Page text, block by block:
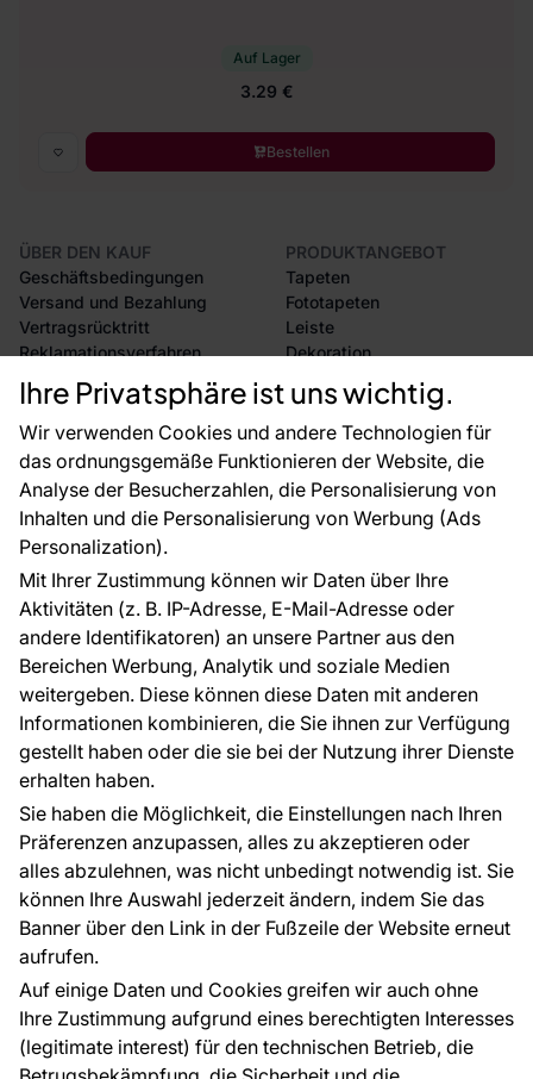
Ihre Privatsphäre ist uns wichtig.
Wir verwenden Cookies und andere Technologien für
das ordnungsgemäße Funktionieren der Website, die
Analyse der Besucherzahlen, die Personalisierung von
Inhalten und die Personalisierung von Werbung (Ads
Personalization).
Mit Ihrer Zustimmung können wir Daten über Ihre
Aktivitäten (z. B. IP-Adresse, E-Mail-Adresse oder
andere Identifikatoren) an unsere Partner aus den
Bereichen Werbung, Analytik und soziale Medien
weitergeben. Diese können diese Daten mit anderen
Informationen kombinieren, die Sie ihnen zur Verfügung
gestellt haben oder die sie bei der Nutzung ihrer Dienste
erhalten haben.
Sie haben die Möglichkeit, die Einstellungen nach Ihren
Präferenzen anzupassen, alles zu akzeptieren oder
alles abzulehnen, was nicht unbedingt notwendig ist. Sie
können Ihre Auswahl jederzeit ändern, indem Sie das
Banner über den Link in der Fußzeile der Website erneut
aufrufen.
Auf einige Daten und Cookies greifen wir auch ohne
Ihre Zustimmung aufgrund eines berechtigten Interesses
(legitimate interest) für den technischen Betrieb, die
Auf Lager
3.29 €
Bestellen
ÜBER DEN KAUF
Geschäftsbedingungen
Versand und Bezahlung
Vertragsrücktritt
Reklamationsverfahren
Rücksendung von Waren
CE-Zertifizierung
Großhandel
Raumvisualisierung
PRODUKTANGEBOT
Tapeten
Fototapeten
Leiste
Dekoration
Selbstklebende Folien
Zubehör
Tapetenmuster
FÜR SIE
Blog
EU-Projekte
Ratschläge und Tipps
FAQ
ÜBER DAS UNTERNEHMEN
Kontakt
Haben Sie Fragen? Wir helfen Ihnen gerne weiter
und beraten Sie persönlich.
+49 781 95633072
service@tapeteneshop.de
Zahlungsarten:
Die Zahlungen werden geleistet von: